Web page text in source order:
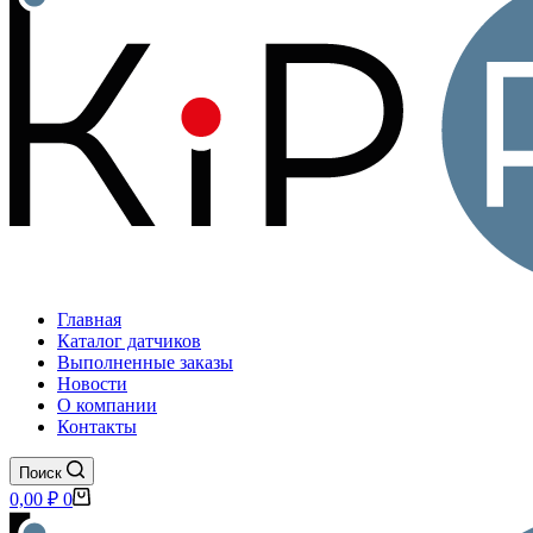
Главная
Каталог датчиков
Выполненные заказы
Новости
О компании
Контакты
Поиск
Корзина
0,00 ₽ 0